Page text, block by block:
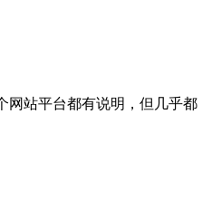
网站平台都有说明，但几乎都